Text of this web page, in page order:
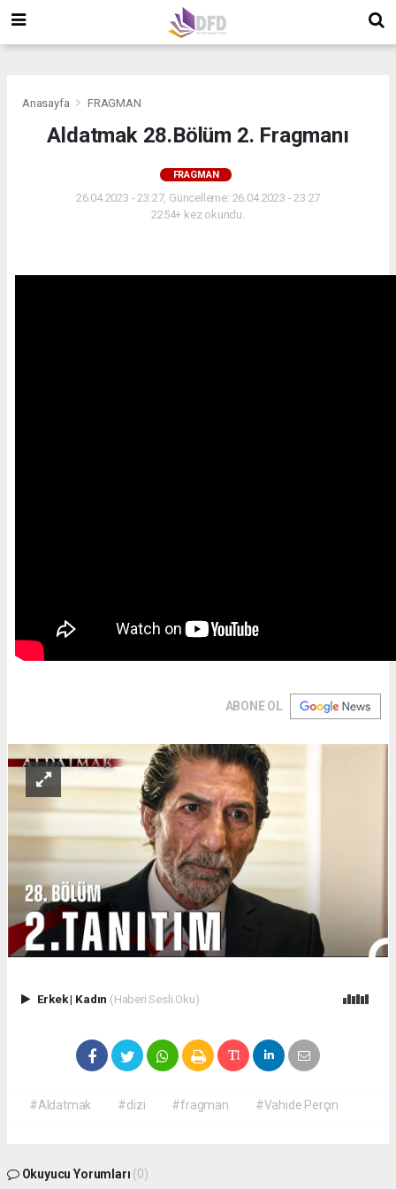
Anasayfa FRAGMAN
Aldatmak 28.Bölüm 2. Fragmanı
FRAGMAN
26.04.2023 - 23:27, Güncelleme: 26.04.2023 - 23:27
2254+ kez okundu.
ABONE OL
Erkek| Kadın (Haberi Sesli Oku)
#Aldatmak #dizi #fragman #Vahide Perçin
Okuyucu Yorumları (0)